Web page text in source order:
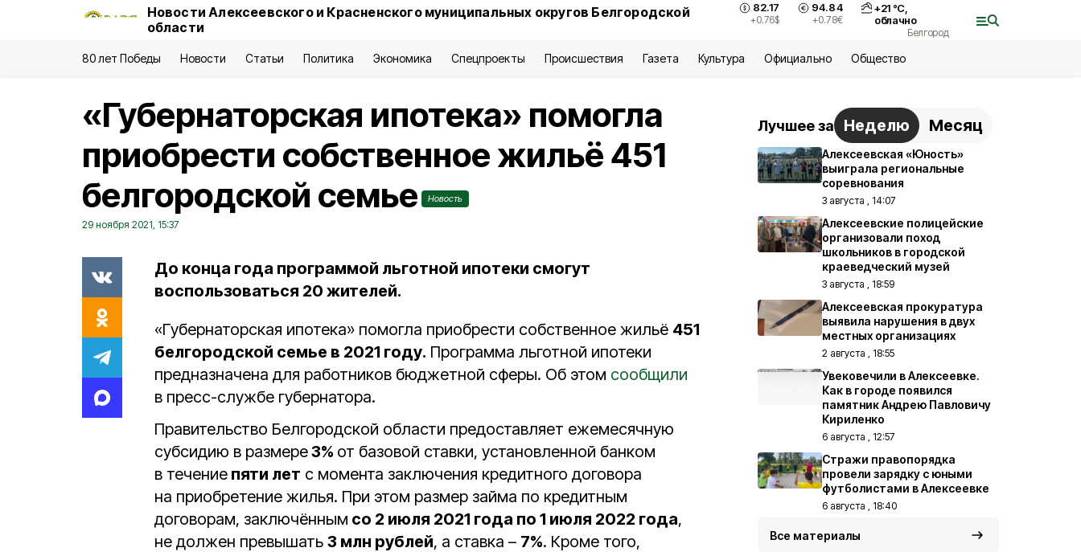
Новости Алексеевского и Красненского муниципальных округов Белгородской
области
82.17
+0.76$
94.84
+0.78€
+21°С,
облачно
Белгород
80 лет Победы Новости Статьи Политика Экономика Спецпроекты Происшествия Газета Культура Официально Общество
«Губернаторская ипотека» помогла
приобрести собственное жильё 451
белгородской семье
Новость
29 ноября 2021, 15:37
До конца года программой льготной ипотеки смогут
воспользоваться 20 жителей.
«Губернаторская ипотека» помогла приобрести собственное жильё 451
белгородской семье в 2021 году. Программа льготной ипотеки
предназначена для работников бюджетной сферы. Об этом сообщили
в пресс-службе губернатора.
Правительство Белгородской области предоставляет ежемесячную
субсидию в размере3% от базовой ставки, установленной банком
в течение пяти лет с момента заключения кредитного договора
на приобретение жилья. При этом размер займа по кредитным
договорам, заключённым со 2 июля 2021 года по 1 июля 2022 года,
не должен превышать 3 млн рублей, а ставка – 7%. Кроме того,
Лучшее за Неделю Месяц
Алексеевская «Юность»
выиграла региональные
соревнования
3 августа , 14:07
Алексеевские полицейские
организовали поход
школьников в городской
краеведческий музей
3 августа , 18:59
Алексеевская прокуратура
выявила нарушения в двух
местных организациях
2 августа , 18:55
Увековечили в Алексеевке.
Как в городе появился
памятник Андрею Павловичу
Кириленко
6 августа , 12:57
Стражи правопорядка
провели зарядку с юными
футболистами в Алексеевке
6 августа , 18:40
Все материалы